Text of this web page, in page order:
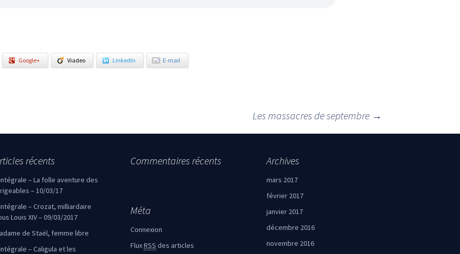
Google+ Viadeo LinkedIn E-mail
Les massacres de septembre →
récents
– La folle aventure des
– 10/03/17
– Crozat, milliardaire
Louis XIV – 09/03/2017
de Staël, femme libre
– Caligula et les
Commentaires récents Archives
mars 2017
février 2017
janvier 2017
décembre 2016
novembre 2016
Méta
Connexion
FluxRSS des articles